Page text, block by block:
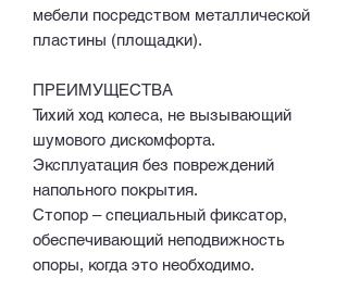
мебели посредством металлической
пластины (площадки).
ПРЕИМУЩЕСТВА
Тихий ход колеса, не вызывающий
шумового дискомфорта.
Эксплуатация без повреждений
напольного покрытия.
Стопор – специальный фиксатор,
обеспечивающий неподвижность
опоры, когда это необходимо.